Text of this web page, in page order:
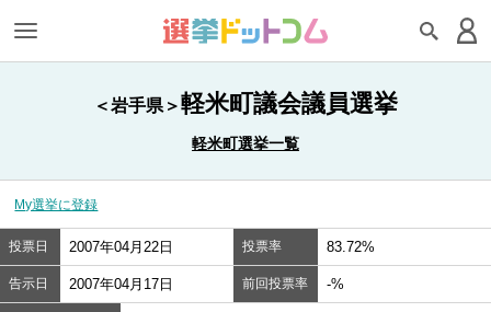
＜岩手県＞軽米町議会議員選挙
軽米町選挙一覧
My選挙に登録
投票日 2007年04月22日 投票率 83.72%
告示日 2007年04月17日 前回投票率 -%